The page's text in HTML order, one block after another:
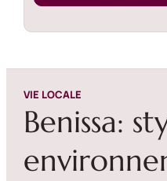
VIE LOCALE
Benissa: